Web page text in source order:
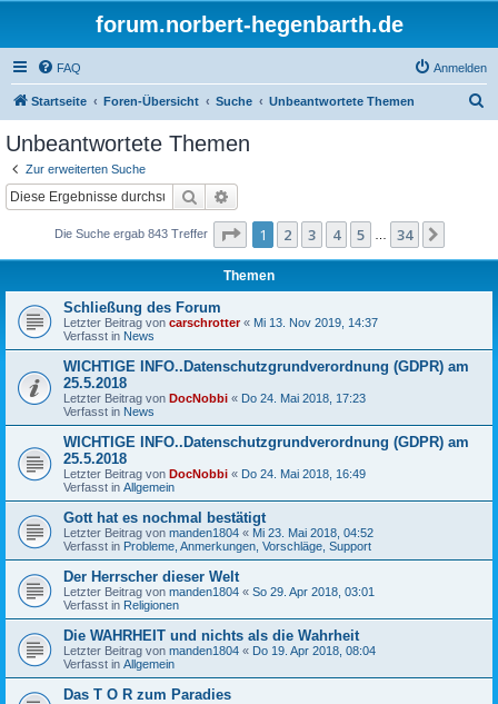
forum.norbert-hegenbarth.de
FAQ Anmelden
Startseite Foren-Übersicht Suche Unbeantwortete Themen
Unbeantwortete Themen
Zur erweiterten Suche
Suche
Die Suche ergab 843 Treffer Seite 1von 34
1 2 3 4 5 34
Themen
Schließung des Forum
Letzter Beitrag von carschrotter« Mi 13. Nov 2019, 14:37
Verfasst in News
WICHTIGE INFO..Datenschutzgrundverordnung (GDPR) am
25.5.2018
Letzter Beitrag von DocNobbi « Do 24. Mai 2018, 17:23
Verfasst in News
WICHTIGE INFO..Datenschutzgrundverordnung (GDPR) am
25.5.2018
Letzter Beitrag von DocNobbi « Do 24. Mai 2018, 16:49
Verfasst in Allgemein
Gott hat es nochmal bestätigt
Letzter Beitrag von manden1804 « Mi 23. Mai 2018, 04:52
Verfasst in Probleme, Anmerkungen, Vorschläge, Support
Der Herrscher dieser Welt
Letzter Beitrag von manden1804 « So 29. Apr 2018, 03:01
Verfasst in Religionen
Die WAHRHEIT und nichts als die Wahrheit
Letzter Beitrag von manden1804 « Do 19. Apr 2018, 08:04
Verfasst in Allgemein
Das T O R zum Paradies